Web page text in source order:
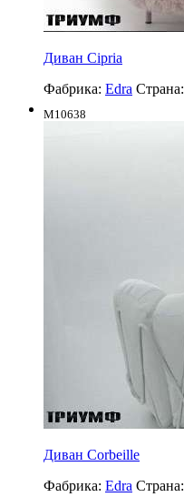
Диван Cipria
Фабрика: Edra Страна:
M10638
Диван Corbeille
Фабрика: Edra Страна: